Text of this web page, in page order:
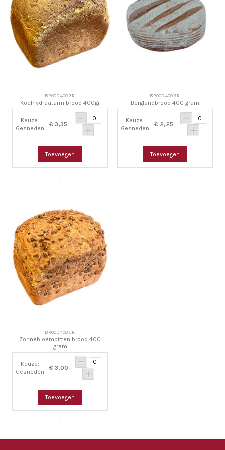
BROOD 400 GR.
Koolhydraatarm brood 400gr
Keuze:
Gesneden
€ 3,35
Toevoegen
BROOD 400 GR.
Berglandbrood 400 gram
Keuze:
Gesneden
€ 2,25
Toevoegen
BROOD 400 GR.
Zonnebloempitten brood 400
gram
Keuze:
Gesneden
€ 3,00
Toevoegen